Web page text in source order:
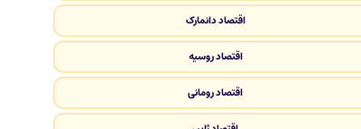
اقتصاد دانمارک
اقتصاد روسیه
اقتصاد رومانی